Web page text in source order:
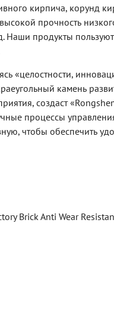
кирпича, корунд
прочность
Наши продукты
«целостности,
камень
создаст
процессы
чтобы обеспечить